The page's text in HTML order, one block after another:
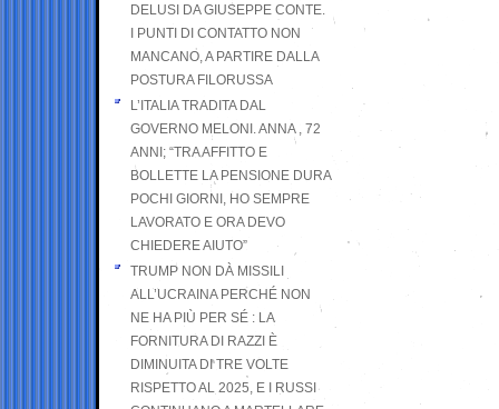
DELUSI DA GIUSEPPE CONTE.
I PUNTI DI CONTATTO NON
MANCANO, A PARTIRE DALLA
POSTURA FILORUSSA
L’ITALIA TRADITA DAL
GOVERNO MELONI. ANNA , 72
ANNI; “TRA AFFITTO E
BOLLETTE LA PENSIONE DURA
POCHI GIORNI, HO SEMPRE
LAVORATO E ORA DEVO
CHIEDERE AIUTO”
TRUMP NON DÀ MISSILI
ALL’UCRAINA PERCHÉ NON
NE HA PIÙ PER SÉ : LA
FORNITURA DI RAZZI È
DIMINUITA DI TRE VOLTE
RISPETTO AL 2025, E I RUSSI